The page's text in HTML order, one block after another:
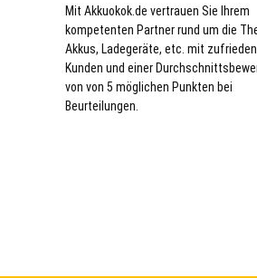
Mit Akkuokok.de vertrauen Sie Ihrem
kompetenten Partner rund um die
Akkus, Ladegeräte, etc. mit
Kunden und einer
von von 5 möglichen Punkten bei
Beurteilungen.